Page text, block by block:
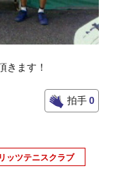
きます！
拍手0
ッツテニスクラブ